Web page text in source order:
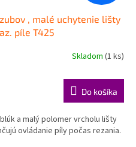
, malé uchytenie lišty
píle T425
Skladom (1 ks)
Do košíka
a malý polomer vrcholu lišty
ovládanie píly počas rezania.